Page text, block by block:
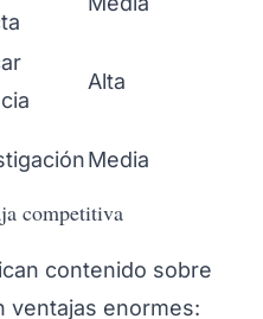
Alta
Media
competitiva
contenido sobre
ventajas enormes: